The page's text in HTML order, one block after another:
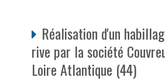
Réalisation d'un
rive par la société
Loire Atlantique (44)